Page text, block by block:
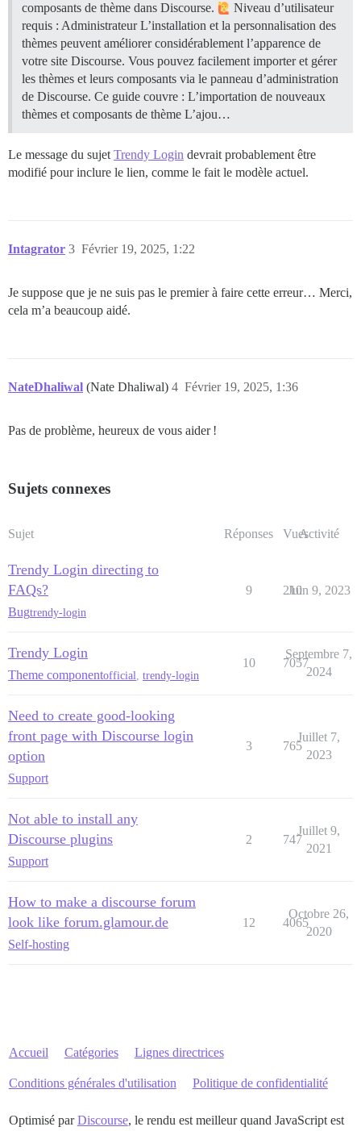
composants de thème dans Discourse.
Niveau d’utilisateur
requis : Administrateur L’installation et la personnalisation des
thèmes peuvent améliorer considérablement l’apparence de
votre site Discourse. Vous pouvez facilement importer et gérer
les thèmes et leurs composants via le panneau d’administration
de Discourse. Ce guide couvre : L’importation de nouveaux
thèmes et composants de thème L’ajou…
Le message du sujet Trendy Login devrait probablement être
modifié pour inclure le lien, comme le fait le modèle actuel.
Intagrator Février 19, 2025, 1:22
3
Je suppose que je ne suis pas le premier à faire cette erreur… Merci,
cela m’a beaucoup aidé.
NateDhaliwal (Nate Dhaliwal) Février 19, 2025, 1:36
4
Pas de problème, heureux de vous aider !
Sujets connexes
Sujet Réponses VuesActivité
Trendy Login directing to
FAQs?
Bugtrendy-login
9 210
Juin 9, 2023
Trendy Login
Theme componentofficial trendy-login
10 7057
Septembre 7,
2024
Need to create good-looking
front page with Discourse login
option
Support
3 765
Juillet 7,
2023
Not able to install any
Discourse plugins
Support
2 747
Juillet 9,
2021
How to make a discourse forum
look like forum.glamour.de
Self-hosting
12 4065
Octobre 26,
2020
Accueil Catégories Lignes directrices
Conditions générales d'utilisation Politique de confidentialité
Optimisé parDiscourse, le rendu est meilleur quand JavaScript est